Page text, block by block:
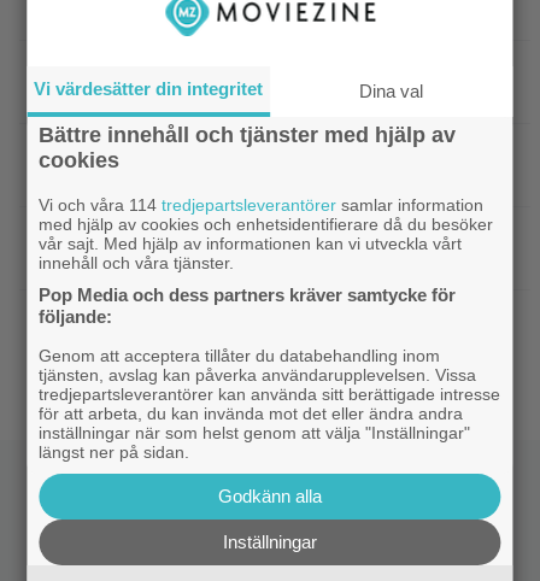
Lionsgate-chefen har ett svar
gänget i ”Grown Ups 3” – delar en första bild
Kändisar|
Minnie Driver skadad i otäck bilolycka:
Netflix|Något är väldigt fel i ”Den hemliga
kvinnan” – danska Netflix-thrillern visar upp sig
Jurassic World
nästa ”Jurassic World” – jakten på ersättare
igång
Vi värdesätter din integritet Dina val
Bättre innehåll och tjänster med hjälp av
cookies
Vi och våra 114tredjepartsleverantörer samlar information
med hjälp av cookies och enhetsidentifierare då du besöker
vår sajt. Med hjälp av informationen kan vi utveckla vårt
innehåll och våra tjänster.
Pop Media och dess partners kräver samtycke för
följande:
Genom att acceptera tillåter du databehandling inom
tjänsten, avslag kan påverka användarupplevelsen. Vissa
tredjepartsleverantörer kan använda sitt berättigade intresse
för att arbeta, du kan invända mot det eller ändra andra
inställningar när som helst genom att välja "Inställningar"
längst ner på sidan.
Godkänn alla
Inställningar